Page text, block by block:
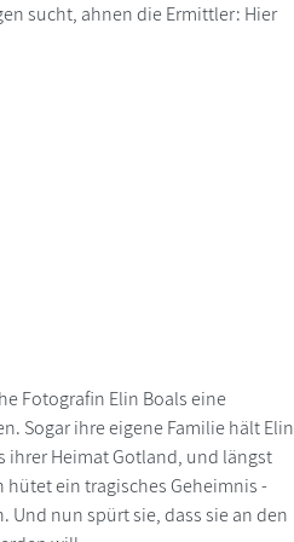
sucht, ahnen die Ermittler: Hier
Fotografin Elin Boals eine
Sogar ihre eigene Familie hält Elin
ihrer Heimat Gotland, und längst
ein tragisches Geheimnis -
Und nun spürt sie, dass sie an den